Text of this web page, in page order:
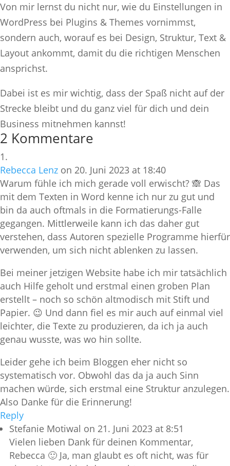
Von mir lernst du nicht nur, wie du Einstellungen in
WordPress bei Plugins & Themes vornimmst,
sondern auch, worauf es bei Design, Struktur, Text &
Layout ankommt, damit du die richtigen Menschen
ansprichst.
Dabei ist es mir wichtig, dass der Spaß nicht auf der
Strecke bleibt und du ganz viel für dich und dein
Business mitnehmen kannst!
2 Kommentare
Rebecca Lenz on 20. Juni 2023 at 18:40
Warum fühle ich mich gerade voll erwischt? 🙈 Das
mit dem Texten in Word kenne ich nur zu gut und
bin da auch oftmals in die Formatierungs-Falle
gegangen. Mittlerweile kann ich das daher gut
verstehen, dass Autoren spezielle Programme hierfür
verwenden, um sich nicht ablenken zu lassen.
Bei meiner jetzigen Website habe ich mir tatsächlich
auch Hilfe geholt und erstmal einen groben Plan
erstellt – noch so schön altmodisch mit Stift und
Papier. 😉 Und dann fiel es mir auch auf einmal viel
leichter, die Texte zu produzieren, da ich ja auch
genau wusste, was wo hin sollte.
Leider gehe ich beim Bloggen eher nicht so
systematisch vor. Obwohl das da ja auch Sinn
machen würde, sich erstmal eine Struktur anzulegen.
Also Danke für die Erinnerung!
Reply
Stefanie Motiwal on 21. Juni 2023 at 8:51
Vielen lieben Dank für deinen Kommentar,
Rebecca 🙂 Ja, man glaubt es oft nicht, was für